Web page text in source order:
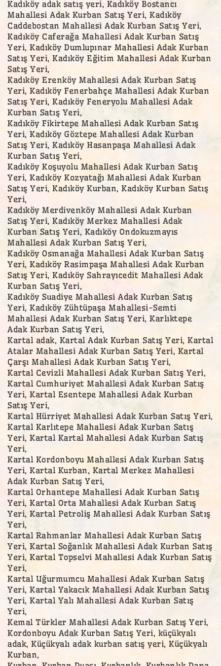
Kadıköy adak satış yeri, Kadıköy Bostancı
Mahallesi Adak Kurban Satış Yeri, Kadıköy
Caddebostan Mahallesi Adak Kurban Satış Yeri,
Kadıköy Caferağa Mahallesi Adak Kurban Satış
Yeri, Kadıköy Dumlupınar Mahallesi Adak Kurban
Satış Yeri, Kadıköy Eğitim Mahallesi Adak Kurban
Satış Yeri,
Kadıköy Erenköy Mahallesi Adak Kurban Satış
Yeri, Kadıköy Fenerbahçe Mahallesi Adak Kurban
Satış Yeri, Kadıköy Feneryolu Mahallesi Adak
Kurban Satış Yeri,
Kadıköy Fikirtepe Mahallesi Adak Kurban Satış
Yeri, Kadıköy Göztepe Mahallesi Adak Kurban
Satış Yeri, Kadıköy Hasanpaşa Mahallesi Adak
Kurban Satış Yeri,
Kadıköy Koşuyolu Mahallesi Adak Kurban Satış
Yeri, Kadıköy Kozyatağı Mahallesi Adak Kurban
Satış Yeri, Kadıköy Kurban, Kadıköy Kurban Satış
Yeri,
Kadıköy Merdivenköy Mahallesi Adak Kurban
Satış Yeri, Kadıköy Merkez Mahallesi Adak
Kurban Satış Yeri, Kadıköy Ondokuzmayıs
Mahallesi Adak Kurban Satış Yeri,
Kadıköy Osmanağa Mahallesi Adak Kurban Satış
Yeri, Kadıköy Rasimpaşa Mahallesi Adak Kurban
Satış Yeri, Kadıköy Sahrayıcedit Mahallesi Adak
Kurban Satış Yeri,
Kadıköy Suadiye Mahallesi Adak Kurban Satış
Yeri, Kadıköy Zühtüpaşa Mahallesi-Semti
Mahallesi Adak Kurban Satış Yeri, Karlıktepe
Adak Kurban Satış Yeri,
Kartal adak, Kartal Adak Kurban Satış Yeri, Kartal
Atalar Mahallesi Adak Kurban Satış Yeri, Kartal
Çarşı Mahallesi Adak Kurban Satış Yeri,
Kartal Cevizli Mahallesi Adak Kurban Satış Yeri,
Kartal Cumhuriyet Mahallesi Adak Kurban Satış
Yeri, Kartal Esentepe Mahallesi Adak Kurban
Satış Yeri,
Kartal Hürriyet Mahallesi Adak Kurban Satış Yeri,
Kartal Karlıtepe Mahallesi Adak Kurban Satış
Yeri, Kartal Kartal Mahallesi Adak Kurban Satış
Yeri,
Kartal Kordonboyu Mahallesi Adak Kurban Satış
Yeri, Kartal Kurban, Kartal Merkez Mahallesi
Adak Kurban Satış Yeri,
Kartal Orhantepe Mahallesi Adak Kurban Satış
Yeri, Kartal Orta Mahallesi Adak Kurban Satış
Yeri, Kartal Petroliş Mahallesi Adak Kurban Satış
Yeri,
Kartal Rahmanlar Mahallesi Adak Kurban Satış
Yeri, Kartal Soğanlık Mahallesi Adak Kurban Satış
Yeri, Kartal Topselvi Mahallesi Adak Kurban Satış
Yeri,
Kartal Uğurmumcu Mahallesi Adak Kurban Satış
Yeri, Kartal Yakacık Mahallesi Adak Kurban Satış
Yeri, Kartal Yalı Mahallesi Adak Kurban Satış
Yeri,
Kemal Türkler Mahallesi Adak Kurban Satış Yeri,
Kordonboyu Adak Kurban Satış Yeri, küçükyalı
adak, Küçükyalı adak kurban satış yeri, Küçükyalı
Kurban,